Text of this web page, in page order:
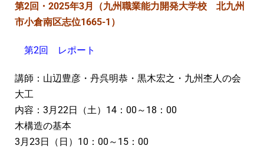
第2回・2025年3月（九州職業能力開発大学校 北九州
市小倉南区志位1665-1 ）
第2回 レポート
講師：山辺豊彦・丹呉明恭・黒木宏之・九州杢人の会
大工
内容：3月22日（土）14：00～18：00
木構造の基本
3月23日（日）10：00～15：00